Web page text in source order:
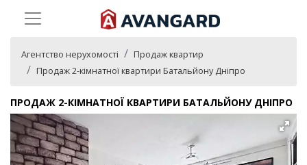
Агентство нерухомості
Продаж квартир
Продаж 2-кімнатної квартири Батальйону Дніпро
ПРОДАЖ 2-КІМНАТНОЇ КВАРТИРИ БАТАЛЬЙОНУ ДНІПРО